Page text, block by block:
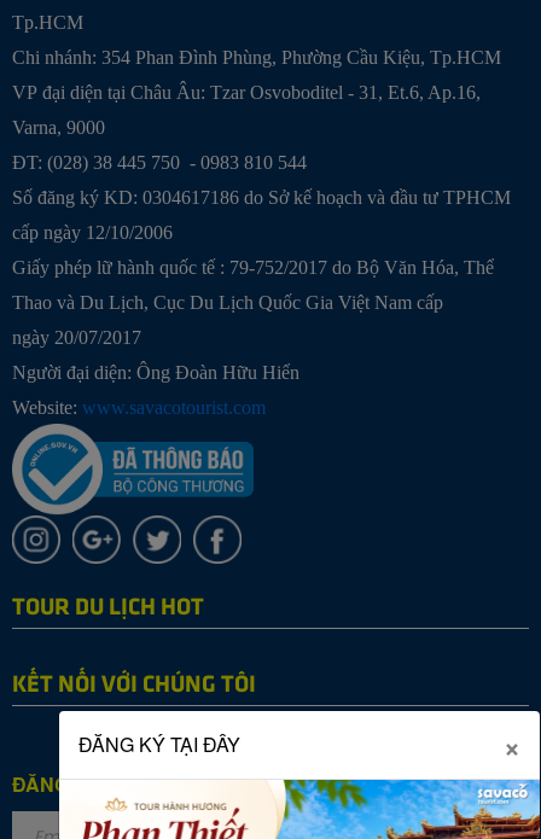
Tp.HCM
Chi nhánh: 354 Phan Đình Phùng, Phường Cầu Kiệu, Tp.HCM
VP đại diện tại Châu Âu: Tzar Osvoboditel - 31, Et.6, Ap.16,
Varna, 9000
ĐT: (028) 38 445 750 - 0983 810 544
Số đăng ký KD: 0304617186 do Sở kế hoạch và đầu tư TPHCM
cấp ngày 12/10/2006
Giấy phép lữ hành quốc tế : 79-752/2017 do Bộ Văn Hóa, Thể
Thao và Du Lịch, Cục Du Lịch Quốc Gia Việt Nam cấp
ngày 20/07/2017
Người đại diện: Ông Đoàn Hữu Hiển
Website: www.savacotourist.com
TOUR DU LỊCH HOT
KẾT NỐI VỚI CHÚNG TÔI
ĐĂNG KÝ NHẬN TIN
ĐĂNG KÝ TẠI ĐÂY ×